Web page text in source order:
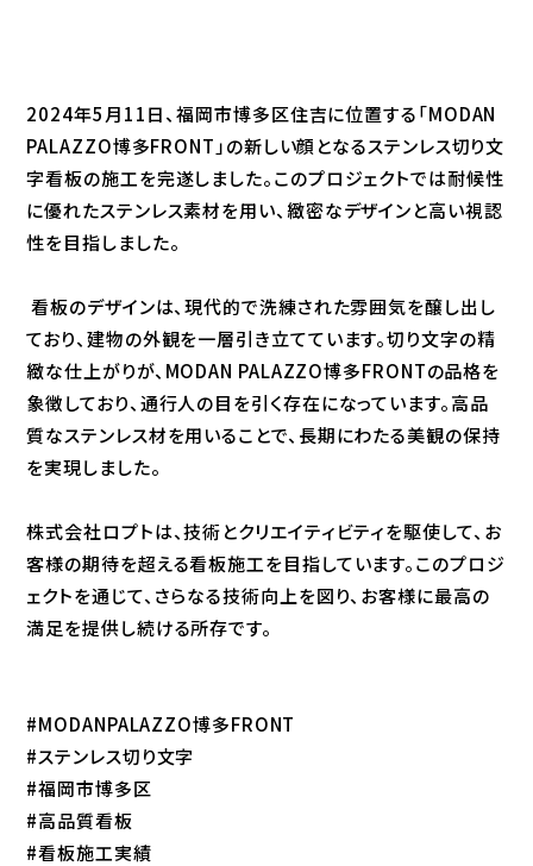
2024年5月11日、福岡市博多区住吉に位置する「MODAN
PALAZZO博多FRONT」の新しい顔となるステンレス切り文
字看板の施工を完遂しました。このプロジェクトでは耐候性
に優れたステンレス素材を用い、緻密なデザインと高い視認
性を目指しました。
看板のデザインは、現代的で洗練された雰囲気を醸し出し
ており、建物の外観を一層引き立てています。切り文字の精
緻な仕上がりが、MODAN PALAZZO博多FRONTの品格を
象徴しており、通行人の目を引く存在になっています。高品
質なステンレス材を用いることで、長期にわたる美観の保持
を実現しました。
株式会社ロプトは、技術とクリエイティビティを駆使して、お
客様の期待を超える看板施工を目指しています。このプロジ
ェクトを通じて、さらなる技術向上を図り、お客様に最高の
満足を提供し続ける所存です。
#MODANPALAZZO博多FRONT
#ステンレス切り文字
#福岡市博多区
#高品質看板
#看板施工実績